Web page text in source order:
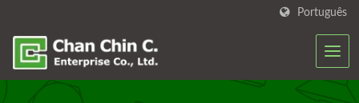
Português